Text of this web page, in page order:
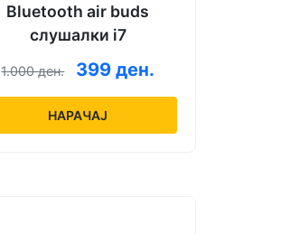
Bluetooth air buds
слушалки i7
1.000 ден. 399 ден.
НАРАЧАЈ